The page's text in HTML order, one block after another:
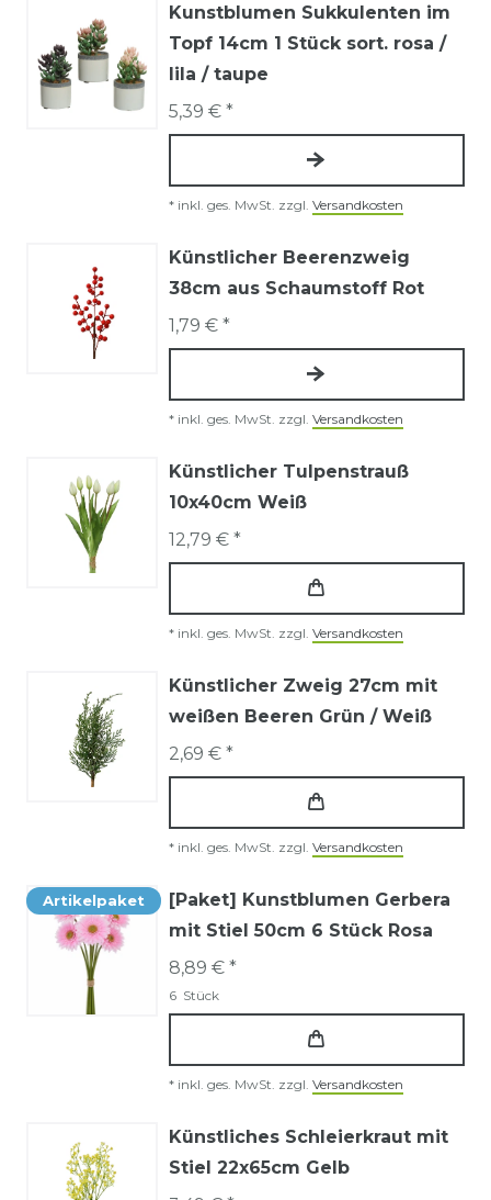
Kunstblumen Sukkulenten im
Topf 14cm 1 Stück sort. rosa /
lila / taupe
5,39 € *
* inkl. ges. MwSt. zzgl. Versandkosten
Künstlicher Beerenzweig
38cm aus Schaumstoff Rot
1,79 € *
* inkl. ges. MwSt. zzgl. Versandkosten
Künstlicher Tulpenstrauß
10x40cm Weiß
12,79 € *
* inkl. ges. MwSt. zzgl. Versandkosten
Künstlicher Zweig 27cm mit
weißen Beeren Grün / Weiß
2,69 € *
* inkl. ges. MwSt. zzgl. Versandkosten
Artikelpaket
[Paket] Kunstblumen Gerbera
mit Stiel 50cm 6 Stück Rosa
8,89 € *
6 Stück
* inkl. ges. MwSt. zzgl. Versandkosten
Künstliches Schleierkraut mit
Stiel 22x65cm Gelb